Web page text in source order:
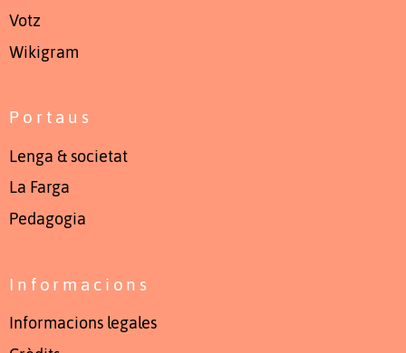
Votz
Wikigram
Portaus
Lenga & societat
La Farga
Pedagogia
Informacions
Informacions legales